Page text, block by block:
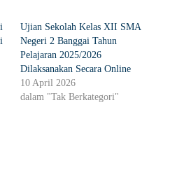
Ujian Sekolah Kelas XII SMA
Negeri 2 Banggai Tahun
Pelajaran 2025/2026
Dilaksanakan Secara Online
10 April 2026
dalam "Tak Berkategori"